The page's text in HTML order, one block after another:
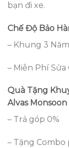
bạn đi xe.
Chế Độ Bảo
– Khung 3
– Miễn Phí
Quà Tặng
Alvas
– Trả góp 0%
– Tặng